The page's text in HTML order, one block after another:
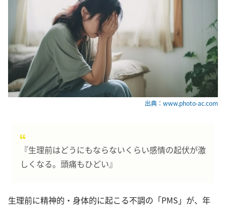
出典：www.photo-ac.com
『生理前はどうにもならないくらい感情の起伏が激
しくなる。頭痛もひどい』
生理前に精神的・身体的に起こる不調の「PMS」が、年